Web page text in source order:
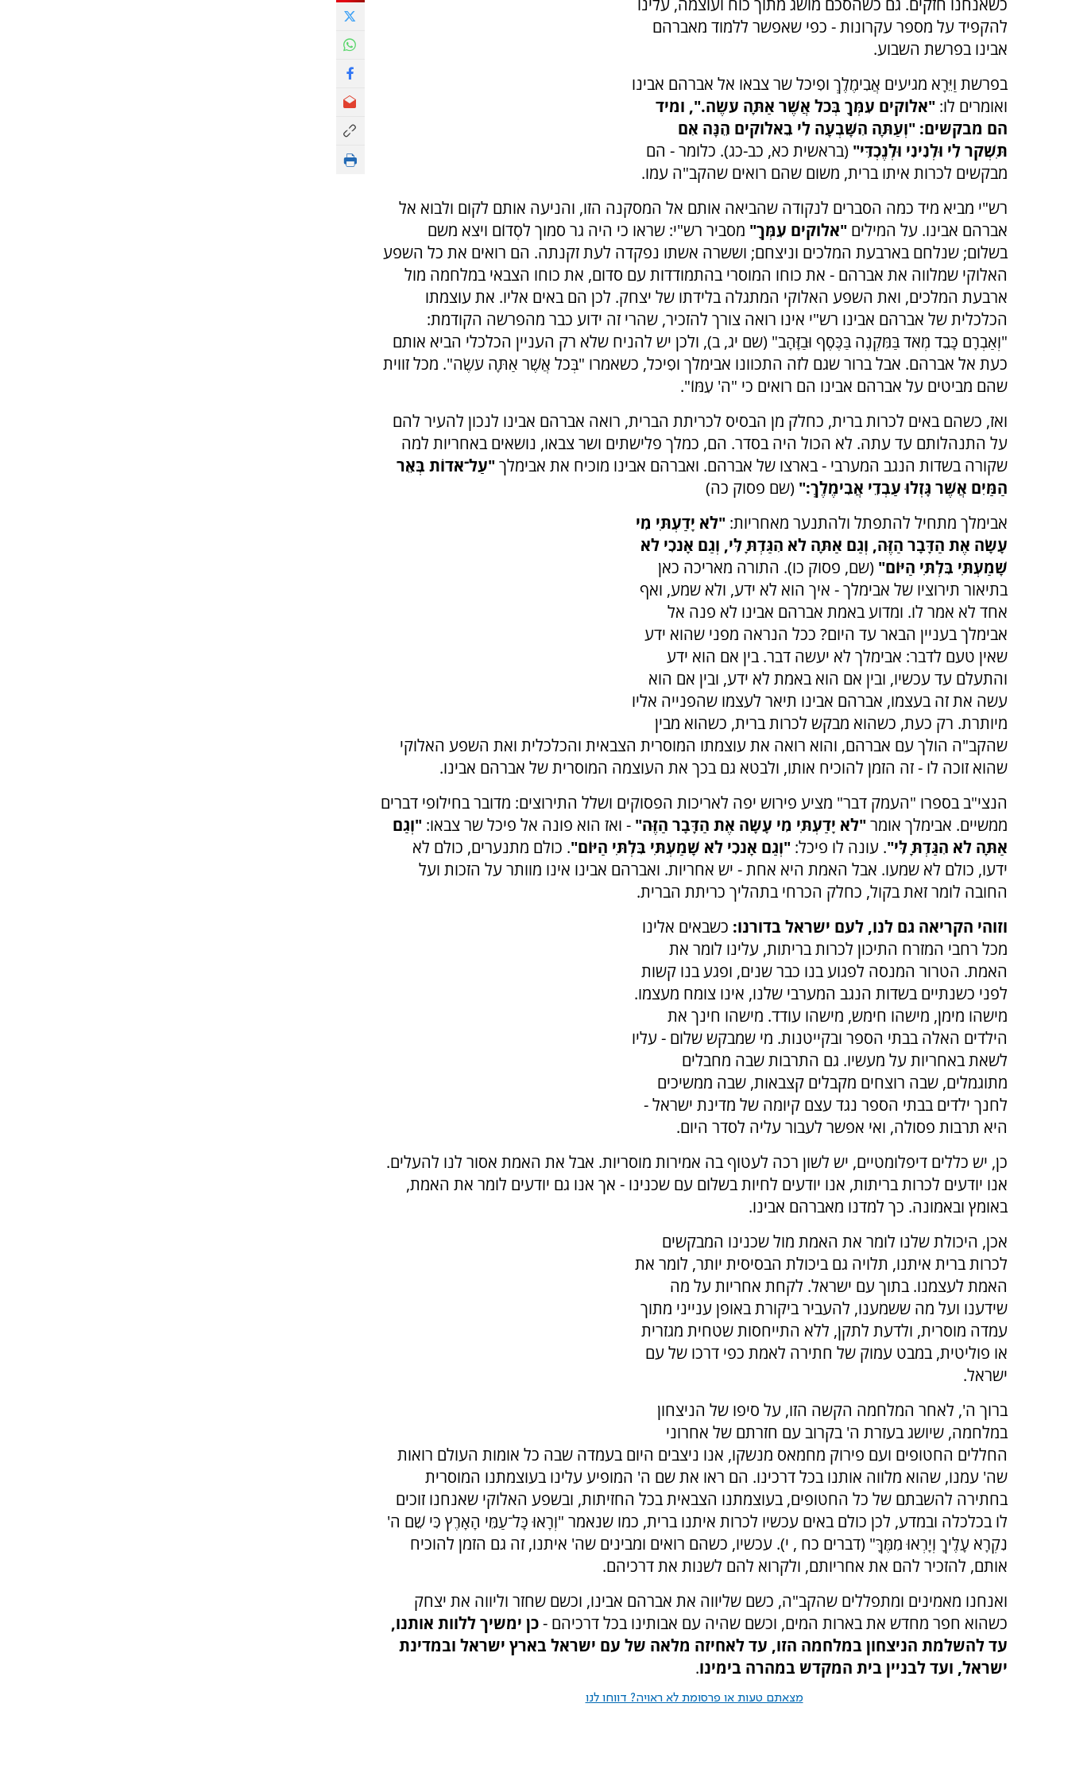
להקפיד על מספר עקרונות - כפי שאפשר ללמוד מאברהם
אבינו בפרשת השבוע.
בפרשת וַיֵּרָא מגיעים אֲבִימֶלֶךְ ופִיכֹל שר צבאו אל אברהם אבינו
ואומרים לו: "אלוקים עִמְּךָ בְּכֹל אֲשֶׁר אַתָּה עֹשֶׂה.", ומיד
הם מבקשים: "וְעַתָּה הִשָּׁבְעָה לִי בֵאלוקים הֵנָּה אִם
תִּשְׁקֹר לִי וּלְנִינִי וּלְנֶכְדִּי" (בראשית כא, כב-כג). כלומר - הם
מבקשים לכרות איתו ברית, משום שהם רואים שהקב"ה עמו.
רש"י מביא מיד כמה הסברים לנקודה שהביאה אותם אל המסקנה הזו, והניעה אותם לקום ולבוא אל
אברהם אבינו. על המילים "אלוקים עִמְּךָ" מסביר רש"י: שראו כי היה גר סמוך לסְדוֹם ויצא משם
בשלום; שנלחם בארבעת המלכים וניצחם; וששרה אשתו נפקדה לעת זקנתה. הם רואים את כל השפע
האלוקי שמלווה את אברהם - את כוחו המוסרי בהתמודדות עם סדום, את כוחו הצבאי במלחמה מול
ארבעת המלכים, ואת השפע האלוקי המתגלה בלידתו של יצחק. לכן הם באים אליו. את עוצמתו
הכלכלית של אברהם אבינו רש"י אינו רואה צורך להזכיר, שהרי זה ידוע כבר מהפרשה הקודמת:
"וְאַבְרָם כָּבֵד מְאֹד בַּמִּקְנֶה בַּכֶּסֶף וּבַזָּהָב" (שם יג, ב), ולכן יש להניח שלא רק העניין הכלכלי הביא אותם
כעת אל אברהם. אבל ברור שגם לזה התכוונו אבימלך ופִיכֹל, כשאמרו "בְּכֹל אֲשֶׁר אַתָּה עֹשֶׂה". מכל זווית
שהם מביטים על אברהם אבינו הם רואים כי "ה' עִמּוֹ".
ואז, כשהם באים לכרות ברית, כחלק מן הבסיס לכריתת הברית, רואה אברהם אבינו לנכון להעיר להם
על התנהלותם עד עתה. לא הכול היה בסדר. הם, כמלך פלישתים ושר צבאו, נושאים באחריות למה
שקורה בשדות הנגב המערבי - בארצו של אברהם. ואברהם אבינו מוכיח את אבימלך"עַל־אֹדוֹת בְּאֵר
הַמַּיִם אֲשֶׁר גָּזְלוּ עַבְדֵי אֲבִימֶלֶךְ:" (שם פסוק כה)
אבימלך מתחיל להתפתל ולהתנער מאחריות: "לֹא יָדַעְתִּי מִי
עָשָׂה אֶת הַדָּבָר הַזֶּה, וְגַם אַתָּה לֹא הִגַּדְתָּ לִּי, וְגַם אָנֹכִי לֹא
שָׁמַעְתִּי בִּלְתִּי הַיּוֹם" (שם, פסוק כו). התורה מאריכה כאן
בתיאור תירוציו של אבימלך - איך הוא לא ידע, ולא שמע, ואף
אחד לא אמר לו. ומדוע באמת אברהם אבינו לא פנה אל
אבימלך בעניין הבאר עד היום? ככל הנראה מפני שהוא ידע
שאין טעם לדבר: אבימלך לא יעשה דבר. בין אם הוא ידע
והתעלם עד עכשיו, ובין אם הוא באמת לא ידע, ובין אם הוא
עשה את זה בעצמו, אברהם אבינו תיאר לעצמו שהפנייה אליו
מיותרת. רק כעת, כשהוא מבקש לכרות ברית, כשהוא מבין
שהקב"ה הולך עם אברהם, והוא רואה את עוצמתו המוסרית הצבאית והכלכלית ואת השפע האלוקי
שהוא זוכה לו - זה הזמן להוכיח אותו, ולבטא גם בכך את העוצמה המוסרית של אברהם אבינו.
הנצי"ב בספרו "העמק דבר" מציע פירוש יפה לאריכות הפסוקים ושלל התירוצים: מדובר בחילופי דברים
ממשיים. אבימלך אומר"לֹא יָדַעְתִּי מִי עָשָׂה אֶת הַדָּבָר הַזֶּה" - ואז הוא פונה אל פיכֹל שר צבאו: "וְגַם
אַתָּה לֹא הִגַּדְתָּ לִּי". עונה לו פיכֹל: "וְגַם אָנֹכִי לֹא שָׁמַעְתִּי בִּלְתִּי הַיּוֹם". כולם מתנערים, כולם לא
ידעו, כולם לא שמעו. אבל האמת היא אחת - יש אחריות. ואברהם אבינו אינו מוותר על הזכות ועל
החובה לומר זאת בקול, כחלק הכרחי בתהליך כריתת הברית.
וזוהי הקריאה גם לנו, לעם ישראל בדורנו: כשבאים אלינו
מכל רחבי המזרח התיכון לכרות בריתות, עלינו לומר את
האמת. הטרור המנסה לפגוע בנו כבר שנים, ופגע בנו קשות
לפני כשנתיים בשדות הנגב המערבי שלנו, אינו צומח מעצמו.
מישהו מימן, מישהו חימש, מישהו עודד. מישהו חינך את
הילדים האלה בבתי הספר ובקייטנות. מי שמבקש שלום - עליו
לשאת באחריות על מעשיו. גם התרבות שבה מחבלים
מתוגמלים, שבה רוצחים מקבלים קצבאות, שבה ממשיכים
לחנך ילדים בבתי הספר נגד עצם קיומה של מדינת ישראל -
היא תרבות פסולה, ואי אפשר לעבור עליה לסדר היום.
כן, יש כללים דיפלומטיים, יש לשון רכה לעטוף בה אמירות מוסריות. אבל את האמת אסור לנו להעלים.
אנו יודעים לכרות בריתות, אנו יודעים לחיות בשלום עם שכנינו - אך אנו גם יודעים לומר את האמת,
באומץ ובאמונה. כך למדנו מאברהם אבינו.
אכן, היכולת שלנו לומר את האמת מול שכנינו המבקשים
לכרות ברית איתנו, תלויה גם ביכולת הבסיסית יותר, לומר את
האמת לעצמנו. בתוך עם ישראל. לקחת אחריות על מה
שידענו ועל מה ששמענו, להעביר ביקורת באופן ענייני מתוך
עמדה מוסרית, ולדעת לתקן, ללא התייחסות שטחית מגזרית
או פוליטית, במבט עמוק של חתירה לאמת כפי דרכו של עם
ישראל.
ברוך ה', לאחר המלחמה הקשה הזו, על סיפו של הניצחון
במלחמה, שיושג בעזרת ה' בקרוב עם חזרתם של אחרוני
החללים החטופים ועם פירוק מחמאס מנשקו, אנו ניצבים היום בעמדה שבה כל אומות העולם רואות
שה' עמנו, שהוא מלווה אותנו בכל דרכינו. הם ראו את שם ה' המופיע עלינו בעוצמתנו המוסרית
בחתירה להשבתם של כל החטופים, בעוצמתנו הצבאית בכל החזיתות, ובשפע האלוקי שאנחנו זוכים
לו בכלכלה ובמדע, לכן כולם באים עכשיו לכרות איתנו ברית, כמו שנאמר "וְרָאוּ כָּל־עַמֵּי הָאָרֶץ כִּי שֵׁם ה'
נִקְרָא עָלֶיךָ וְיָרְאוּ מִמֶּךָּ" (דברים כח , י). עכשיו, כשהם רואים ומבינים שה' איתנו, זה גם הזמן להוכיח
אותם, להזכיר להם את אחריותם, ולקרוא להם לשנות את דרכיהם.
ואנחנו מאמינים ומתפללים שהקב"ה, כשם שליווה את אברהם אבינו, וכשם שחזר וליווה את יצחק
כשהוא חפר מחדש את בארות המים, וכשם שהיה עם אבותינו בכל דרכיהם -כן ימשיך ללוות אותנו,
עד להשלמת הניצחון במלחמה הזו, עד לאחיזה מלאה של עם ישראל בארץ ישראל ובמדינת
ישראל, ועד לבניין בית המקדש במהרה בימינו.
מצאתם טעות או פרסומת לא ראויה? דווחו לנו